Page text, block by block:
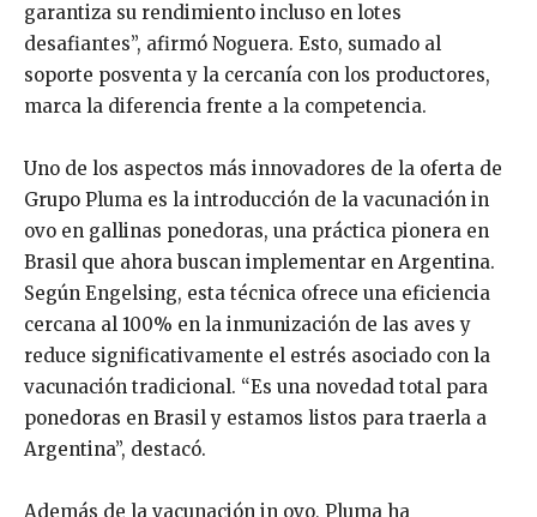
garantiza su rendimiento incluso en lotes
desafiantes”, afirmó Noguera. Esto, sumado al
soporte posventa y la cercanía con los productores,
marca la diferencia frente a la competencia.
Uno de los aspectos más innovadores de la oferta de
Grupo Pluma es la introducción de la vacunación in
ovo en gallinas ponedoras, una práctica pionera en
Brasil que ahora buscan implementar en Argentina.
Según Engelsing, esta técnica ofrece una eficiencia
cercana al 100% en la inmunización de las aves y
reduce significativamente el estrés asociado con la
vacunación tradicional. “Es una novedad total para
ponedoras en Brasil y estamos listos para traerla a
Argentina”, destacó.
Además de la vacunación in ovo, Pluma ha